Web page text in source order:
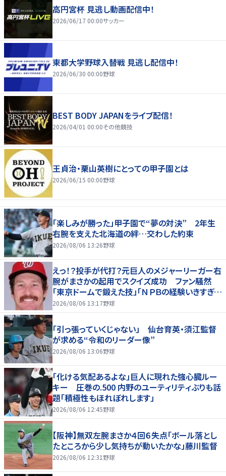
高円宮杯 見逃し動画配信中！
2026/06/17 00:00サッカー
東都大学野球入替戦 見逃し配信中！
2026/06/30 00:00野球
BEST BODY JAPANをライブ配信！
2026/04/01 00:00その他競技
王貞治・栗山英樹にとっての甲子園とは
2026/06/15 00:00野球
「楽しみが勝った」甲子園で“夢の対決” 2年生
右腕を支えた北海道の絆…交わした約束
2026/08/06 13:26野球
えっ！？投手が代打？元巨人のメジャーリーガー右
腕がまさかの起用でスクイズ成功 ファン騒然
「東京ドームで鍛えた技」「ＮＰＢの経験いきすぎて
るわｗ」
2026/08/06 13:17野球
「引っ張っていくじゃない」 仙台育英・須江監督
が求める“令和のリーダー像”
2026/08/06 13:06野球
「化ける気配あるよな」巨人に現れた強心臓ルー
キー 圧巻の.500 内野のユーティリティぶりも話
題「積極性もほれぼれします」
2026/08/06 12:45野球
【阪神】無双左腕まさか４回６失点「ボール落とし
たところから少し気持ちが動いたかな」藤川監督
2026/08/06 12:31 野球